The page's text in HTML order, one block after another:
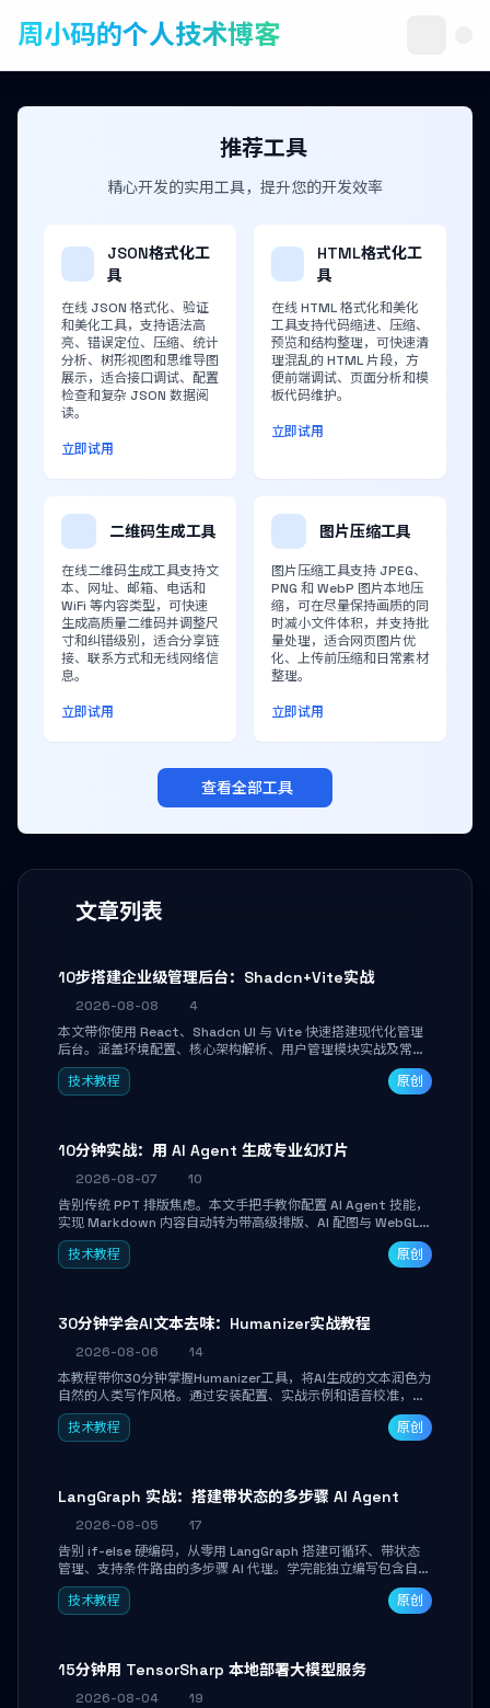
周小码的个人技术博客
文章列表
10步搭建企业级管理后台：Shadcn+Vite实战
2026-08-08
4
本文带你使用 React、Shadcn UI 与 Vite 快速搭建现代化管理
后台。涵盖环境配置、核心架构解析、用户管理模块实战及常见
踩坑指南。学完即可独立完成仪表盘搭建、组件拼装与主题定
制，满足企业级开发需求。
技术教程 原创
10分钟实战：用 AI Agent 生成专业幻灯片
2026-08-07
10
告别传统 PPT 排版焦虑。本文手把手教你配置 AI Agent 技能，
实现 Markdown 内容自动转为带高级排版、AI 配图与 WebGL
运行时的 HTML 幻灯片。只需专注内容，10 分钟即可产出可投
屏的专业级演示文稿。
技术教程 原创
30分钟学会AI文本去味：Humanizer实战教程
2026-08-06
14
本教程带你30分钟掌握Humanizer工具，将AI生成的文本润色为
自然的人类写作风格。通过安装配置、实战示例和语音校准，让
你的内容告别AI痕迹，匹配个人写作习惯，适合内容创作者和技
术博主。
技术教程 原创
LangGraph 实战：搭建带状态的多步骤 AI Agent
2026-08-05
17
告别 if-else 硬编码，从零用 LangGraph 搭建可循环、带状态
管理、支持条件路由的多步骤 AI 代理。学完能独立编写包含自动
决策、工具调用和持久化状态的复杂工作流，并避开递归溢出、
状态丢失等常见坑点。
技术教程 原创
15分钟用 TensorSharp 本地部署大模型服务
2026-08-04
19
推荐工具
精心开发的实用工具，提升您的开发效率
JSON格式化工
具
在线 JSON 格式化、验证
和美化工具，支持语法高
亮、错误定位、压缩、统计
分析、树形视图和思维导图
展示，适合接口调试、配置
检查和复杂 JSON 数据阅
读。
立即试用
HTML格式化工
具
在线 HTML 格式化和美化
工具支持代码缩进、压缩、
预览和结构整理，可快速清
理混乱的 HTML 片段，方
便前端调试、页面分析和模
板代码维护。
立即试用
二维码生成工具
在线二维码生成工具支持文
本、网址、邮箱、电话和
WiFi 等内容类型，可快速
生成高质量二维码并调整尺
寸和纠错级别，适合分享链
接、联系方式和无线网络信
息。
立即试用
图片压缩工具
图片压缩工具支持 JPEG、
PNG 和 WebP 图片本地压
缩，可在尽量保持画质的同
时减小文件体积，并支持批
量处理，适合网页图片优
化、上传前压缩和日常素材
整理。
立即试用
查看全部工具